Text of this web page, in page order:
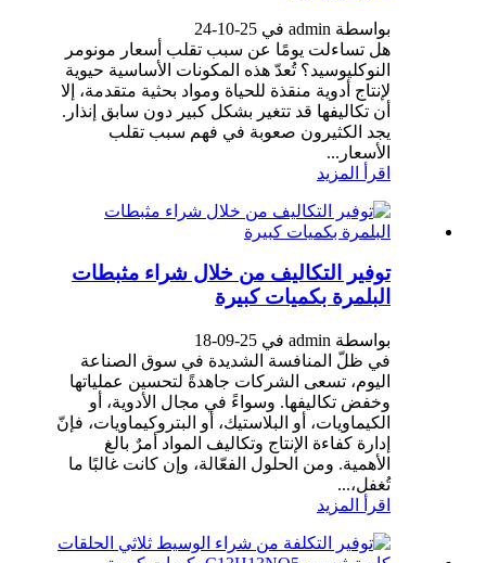
بواسطة admin في 25-10-24
هل تساءلت يومًا عن سبب تقلب أسعار مونومر
النوكليوسيد؟ تُعدّ هذه المكونات الأساسية حيوية
لإنتاج أدوية منقذة للحياة ومواد بحثية متقدمة، إلا
أن تكاليفها قد تتغير بشكل كبير دون سابق إنذار.
يجد الكثيرون صعوبة في فهم سبب تقلب
الأسعار...
اقرأ المزيد
توفير التكاليف من خلال شراء مثبطات
البلمرة بكميات كبيرة
بواسطة admin في 25-09-18
في ظلّ المنافسة الشديدة في سوق الصناعة
اليوم، تسعى الشركات جاهدةً لتحسين عملياتها
وخفض تكاليفها. وسواءً في مجال الأدوية، أو
الكيماويات، أو البلاستيك، أو البتروكيماويات، فإنّ
إدارة كفاءة الإنتاج وتكاليف المواد أمرٌ بالغ
الأهمية. ومن الحلول الفعّالة، وإن كانت غالبًا ما
تُغفل،...
اقرأ المزيد